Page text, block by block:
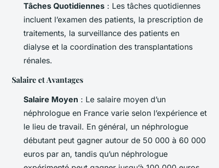
Tâches Quotidiennes : Les tâches quotidiennes
incluent l’examen des patients, la prescription de
traitements, la surveillance des patients en
dialyse et la coordination des transplantations
rénales.
Salaire et Avantages
Salaire Moyen : Le salaire moyen d’un
néphrologue en France varie selon l’expérience et
le lieu de travail. En général, un néphrologue
débutant peut gagner autour de 50 000 à 60 000
euros par an, tandis qu’un néphrologue